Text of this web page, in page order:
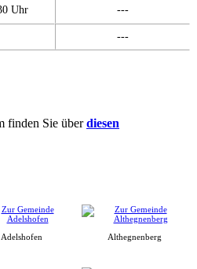
Uhr ---
---
finden Sie überdiesen
Adelshofen Althegnenberg